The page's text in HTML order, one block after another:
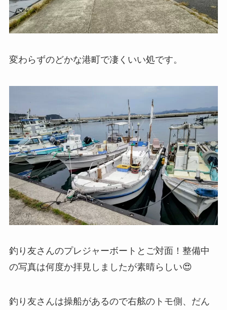
変わらずのどかな港町で凄くいい処です。
釣り友さんのプレジャーボートとご対面！整備中
の写真は何度か拝見しましたが素晴らしい😍
釣り友さんは操船があるので右舷のトモ側、だん